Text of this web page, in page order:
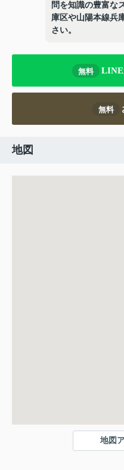
問を知識の豊富な
庫区や山陽本線兵
さい。
無料 LINE
無料
地図
地図